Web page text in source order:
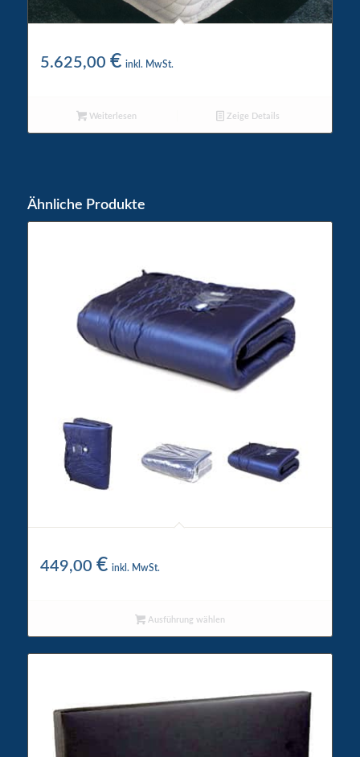
5.625,00 € inkl. MwSt.
Weiterlesen Zeige Details
Ähnliche Produkte
449,00 € inkl. MwSt.
Ausführung wählen